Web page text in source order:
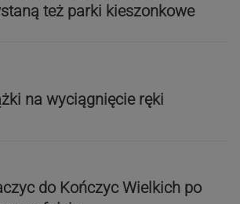
też parki kieszonkowe
na wyciągnięcie ręki
do Kończyc Wielkich po